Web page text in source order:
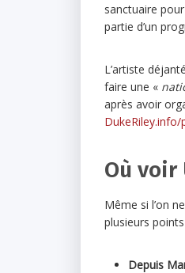
sanctuaire
partie d’un
L’artiste
faire une «
après avoir
Où voir
Même si l’on
plusieurs
Depuis